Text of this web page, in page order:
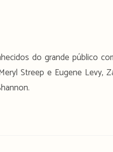
do grande público
Streep e Eugene Levy,